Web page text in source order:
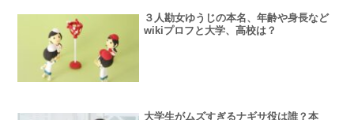
３人勘女ゆうじの本名、年齢や身長など
wikiプロフと大学、高校は？
大学生がムズすぎるナギサ役は誰？本